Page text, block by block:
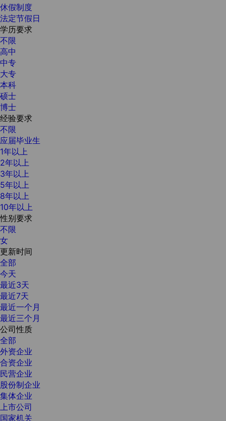
休假制度
法定节假日
学历要求
不限
高中
中专
大专
本科
硕士
博士
经验要求
不限
应届毕业生
1年以上
2年以上
3年以上
5年以上
8年以上
10年以上
性别要求
不限
女
更新时间
全部
今天
最近3天
最近7天
最近一个月
最近三个月
公司性质
全部
外资企业
合资企业
民营企业
股份制企业
集体企业
上市公司
国家机关